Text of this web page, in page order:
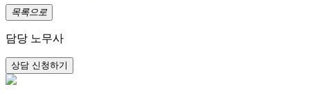
목록으로
담당 노무사